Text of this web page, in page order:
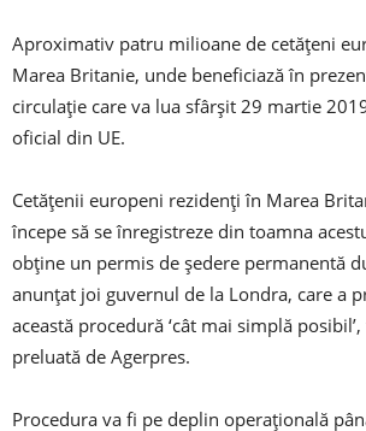
Aproximativ patru milioane de cetăţeni
Marea Britanie, unde beneficiază în
circulaţie care va lua sfârşit 29 martie
oficial din UE.
Cetăţenii europeni rezidenţi în Marea
începe să se înregistreze din toamna
obţine un permis de şedere permanentă
anunţat joi guvernul de la Londra, care a
această procedură ‘cât mai simplă
preluată de Agerpres.
Procedura va fi pe deplin operaţională